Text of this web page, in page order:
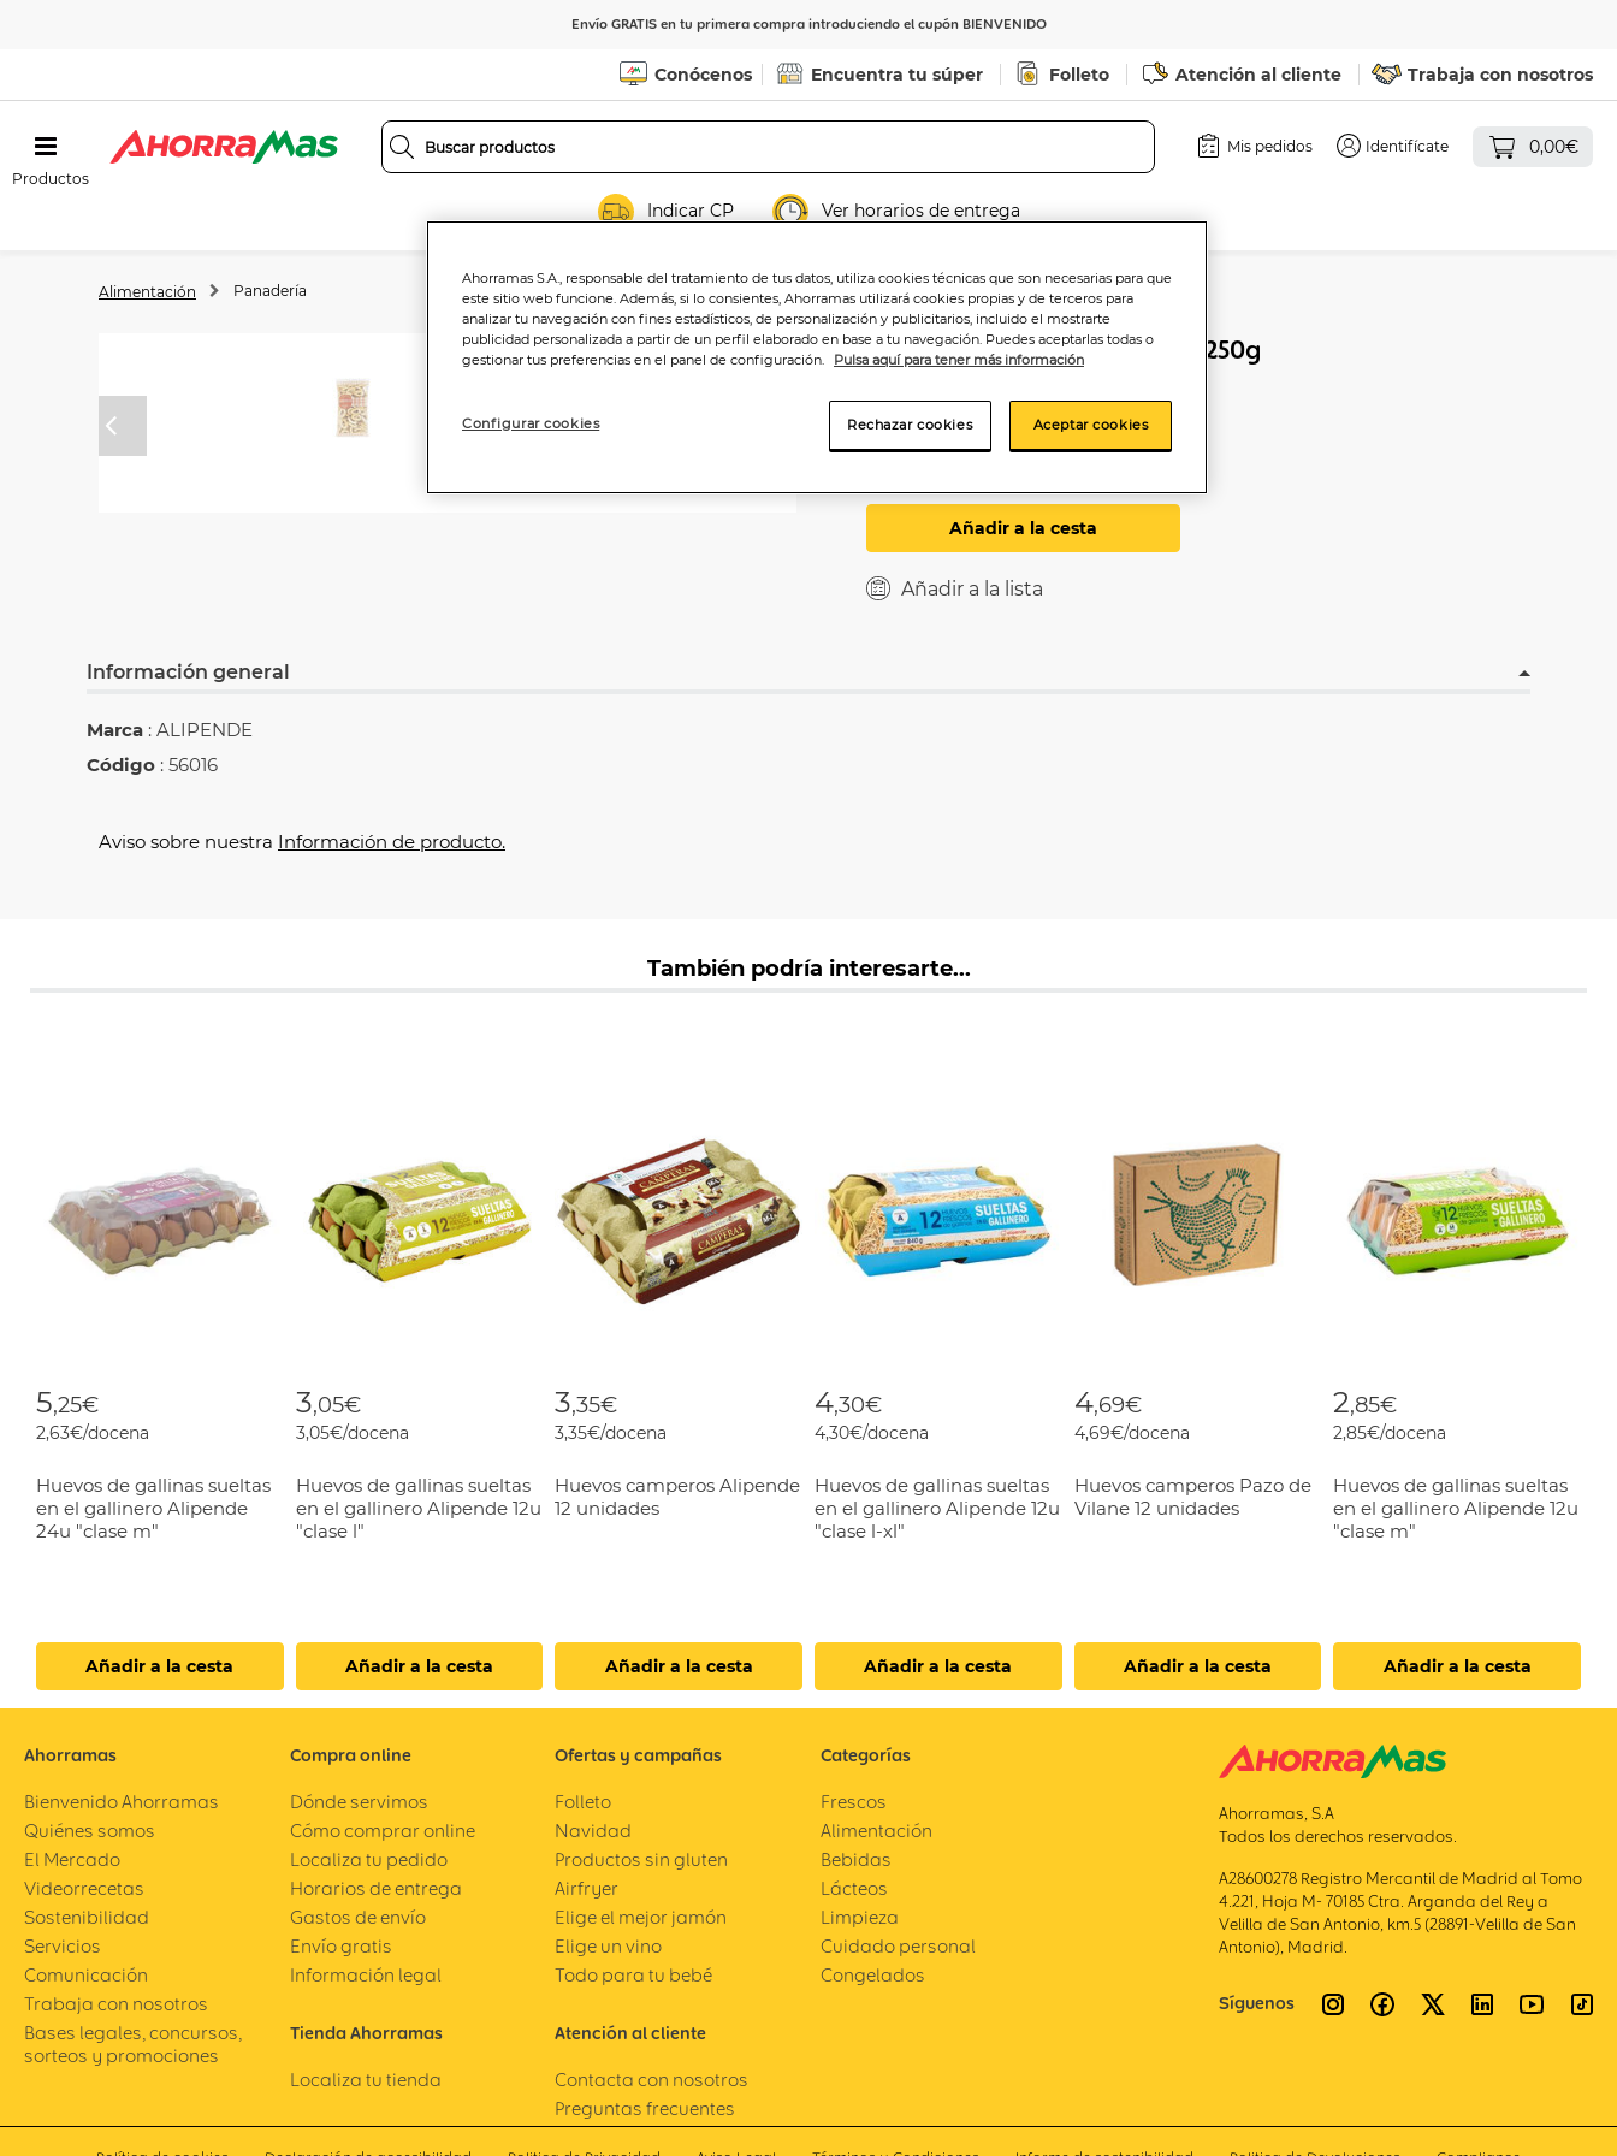
Envío GRATIS en tu primera compra introduciendo el cupón BIENVENIDO
Conócenos Encuentra tu súper Folleto Atención al cliente Trabaja con nosotros
Productos
Mis pedidos Identifícate 0,00€
Indicar CP Ver horarios de entrega
Alimentación Panadería
Anterior Próximo
Rosquillas de pan Alipende 250g
0,84€
Añadir a la cesta
Añadir a la lista
Información general
Marca : ALIPENDE
Código : 56016
Aviso sobre nuestra Información de producto.
También podría interesarte...
5,25€
2,63€/docena
Huevos de gallinas sueltas
en el gallinero Alipende
24u "clase m"
Añadir a la cesta
3,05€
3,05€/docena
Huevos de gallinas sueltas
en el gallinero Alipende 12u
"clase l"
Añadir a la cesta
3,35€
3,35€/docena
Huevos camperos Alipende
12 unidades
Añadir a la cesta
4,30€
4,30€/docena
Huevos de gallinas sueltas
en el gallinero Alipende 12u
"clase l-xl"
Añadir a la cesta
4,69€
4,69€/docena
Huevos camperos Pazo de
Vilane 12 unidades
Añadir a la cesta
2,85€
2,85€/docena
Huevos de gallinas sueltas
en el gallinero Alipende 12u
"clase m"
Añadir a la cesta
Ahorramas
Bienvenido Ahorramas
Quiénes somos
El Mercado
Videorrecetas
Sostenibilidad
Servicios
Comunicación
Trabaja con nosotros
Bases legales, concursos,
sorteos y promociones
Compra online
Dónde servimos
Cómo comprar online
Localiza tu pedido
Horarios de entrega
Gastos de envío
Envío gratis
Información legal
Tienda Ahorramas
Localiza tu tienda
Ofertas y campañas
Folleto
Navidad
Productos sin gluten
Airfryer
Elige el mejor jamón
Elige un vino
Todo para tu bebé
Atención al cliente
Contacta con nosotros
Preguntas frecuentes
Categorías
Frescos
Alimentación
Bebidas
Lácteos
Limpieza
Cuidado personal
Congelados
Ahorramas, S.A
Todos los derechos reservados.
A28600278 Registro Mercantil de Madrid al Tomo
4.221, Hoja M- 70185 Ctra. Arganda del Rey a
Velilla de San Antonio, km.5 (28891-Velilla de San
Antonio), Madrid.
Síguenos
Ahorramas S.A., responsable del tratamiento de tus datos, utiliza cookies técnicas que son necesarias para que
este sitio web funcione. Además, si lo consientes, Ahorramas utilizará cookies propias y de terceros para
analizar tu navegación con fines estadísticos, de personalización y publicitarios, incluido el mostrarte
publicidad personalizada a partir de un perfil elaborado en base a tu navegación. Puedes aceptarlas todas o
gestionar tus preferencias en el panel de configuración.
Pulsa aquí para tener más información
Configurar cookies Rechazar cookies Aceptar cookies